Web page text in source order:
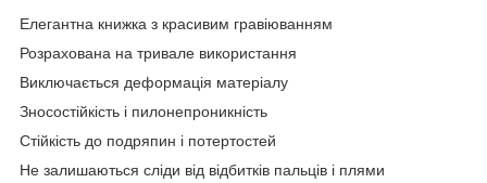
Елегантна книжка з красивим гравіюванням
Розрахована на тривале використання
Виключається деформацiя матеріалу
Зносостійкість і пилонепроникність
Стійкість до подряпин і потертостей
Не залишаються сліди від відбитків пальців і плями